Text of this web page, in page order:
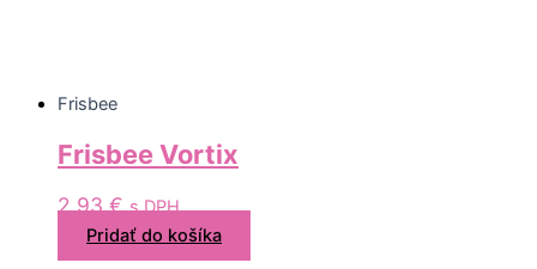
Frisbee
Frisbee Vortix
2,93€ s DPH
Pridať do košíka